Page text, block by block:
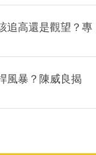
追高還是觀望？專
風暴？陳威良揭